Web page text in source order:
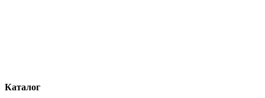
Каталог